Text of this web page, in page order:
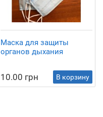
Маска для защиты
органов дыхания
10.00 грн В корзину